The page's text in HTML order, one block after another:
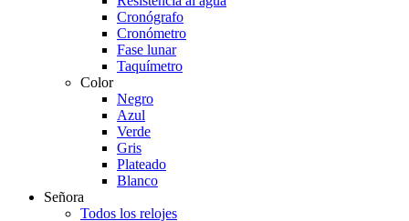
Cronógrafo
Cronómetro
Fase lunar
Taquímetro
Color
Negro
Azul
Verde
Gris
Plateado
Blanco
Señora
Todos los relojes